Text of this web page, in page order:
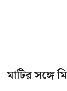
মাটির সঙ্গে